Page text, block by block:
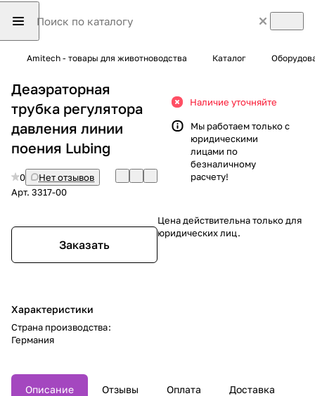
Amitech - товары для животноводства Каталог
Деаэраторная
трубка регулятора
давления линии
поения Lubing
0
Нет отзывов
Арт. 3317-00
Заказать
Характеристики
Страна производства:
Германия
Наличие уточняйте
Мы работаем только с
юридическими
лицами по
безналичному
расчету!
Цена действительна только для
юридических лиц.
Описание Отзывы Оплата Доставка